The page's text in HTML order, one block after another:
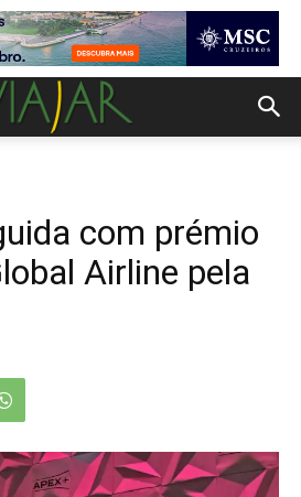
com prémio
Airline pela